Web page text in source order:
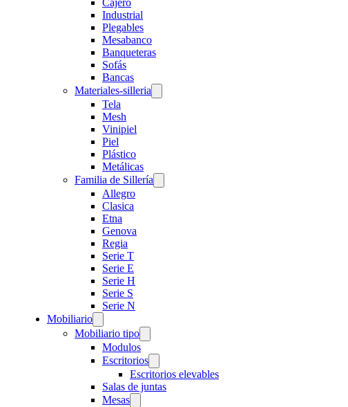
Cajero
Industrial
Plegables
Mesabanco
Banqueteras
Sofás
Bancas
Materiales-silleria
Tela
Mesh
Vinipiel
Piel
Plástico
Metálicas
Familia de Sillería
Allegro
Clasica
Etna
Genova
Regia
Serie T
Serie E
Serie H
Serie S
Serie N
Mobiliario
Mobiliario tipo
Modulos
Escritorios
Escritorios elevables
Salas de juntas
Mesas